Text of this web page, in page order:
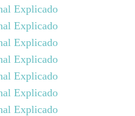
Explicado
Explicado
Explicado
Explicado
Explicado
Explicado
Explicado